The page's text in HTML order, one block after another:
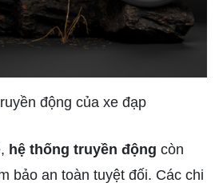
động của xe đạp
hệ thống truyền động còn
bảo an toàn tuyệt đối. Các chi